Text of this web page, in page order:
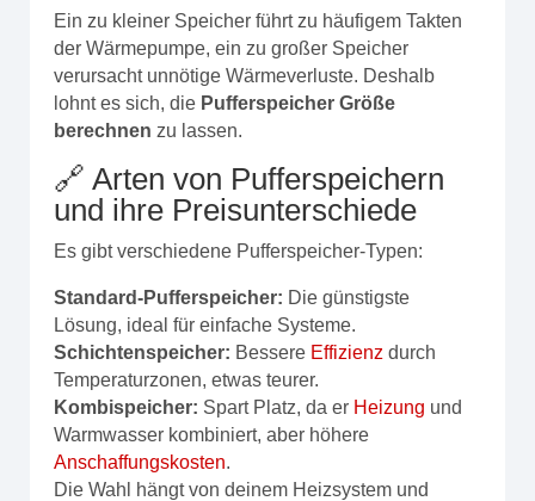
Ein zu kleiner Speicher führt zu häufigem Takten
der Wärmepumpe, ein zu großer Speicher
verursacht unnötige Wärmeverluste. Deshalb
lohnt es sich, die Pufferspeicher Größe
berechnen zu lassen.
🔗 Arten von Pufferspeichern
und ihre Preisunterschiede
Es gibt verschiedene Pufferspeicher-Typen:
Standard-Pufferspeicher: Die günstigste
Lösung, ideal für einfache Systeme.
Schichtenspeicher: Bessere Effizienz durch
Temperaturzonen, etwas teurer.
Kombispeicher: Spart Platz, da er Heizung und
Warmwasser kombiniert, aber höhere
Anschaffungskosten.
Die Wahl hängt von deinem Heizsystem und